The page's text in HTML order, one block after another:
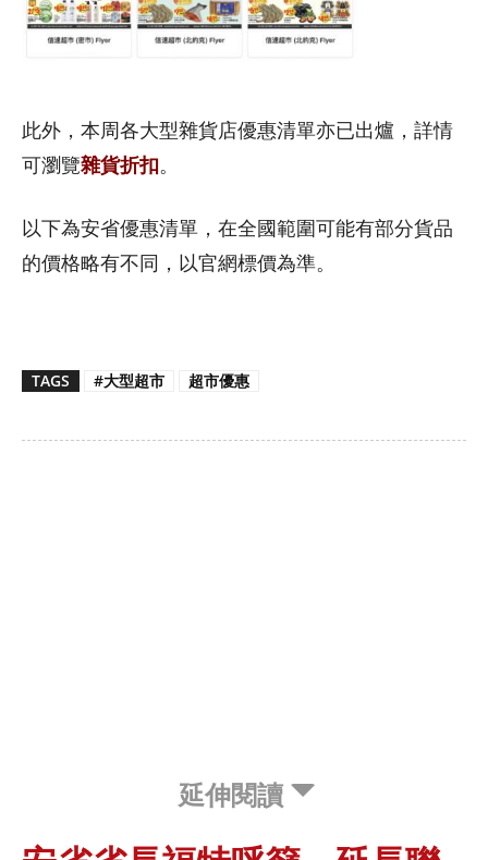
此外，本周各大型雜貨店優惠清單亦已出爐，詳情
可瀏覽雜貨折扣。
以下為安省優惠清單，在全國範圍可能有部分貨品
的價格略有不同，以官網標價為準。
TAGS #大型超市 超市優惠
延伸閱讀